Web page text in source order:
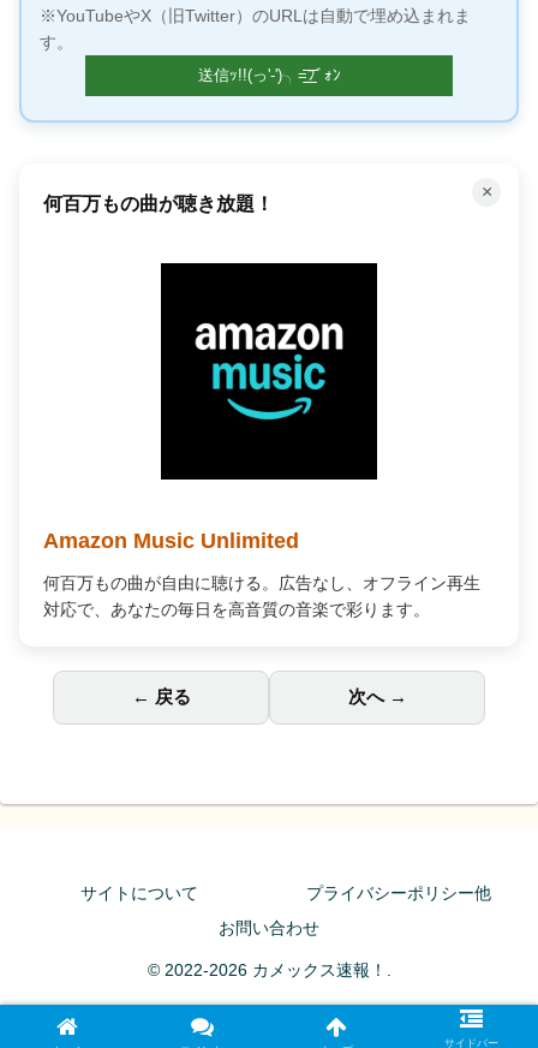
※YouTubeやX（旧Twitter）のURLは自動で埋め込まれま
す。
×
何百万もの曲が聴き放題！
Amazon Music Unlimited
何百万もの曲が自由に聴ける。広告なし、オフライン再生
対応で、あなたの毎日を高音質の音楽で彩ります。
← 戻る 次へ →
サイトについて
プライバシーポリシー他
お問い合わせ
© 2022-2026 カメックス速報！.
サイドバー